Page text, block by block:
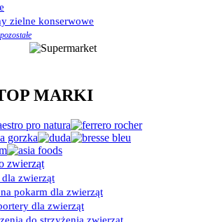
zielne konserwowe
MARKI
zwierząt
zwierząt
pokarm dla zwierząt
dla zwierząt